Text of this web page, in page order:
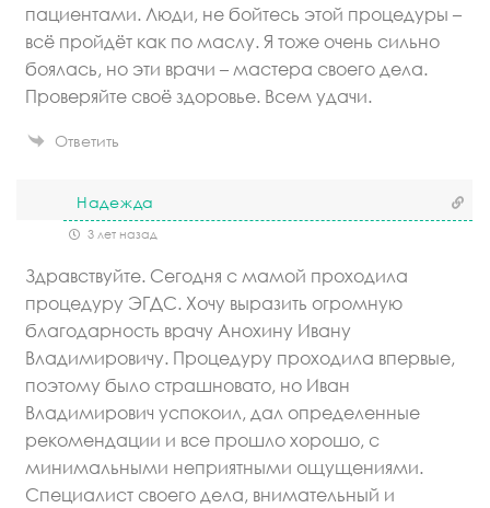
пациентами. Люди, не бойтесь этой процедуры –
всё пройдёт как по маслу. Я тоже очень сильно
боялась, но эти врачи – мастера своего дела.
Проверяйте своё здоровье. Всем удачи.
Ответить
Надежда
3 лет назад
Здравствуйте. Сегодня с мамой проходила
процедуру ЭГДС. Хочу выразить огромную
благодарность врачу Анохину Ивану
Владимировичу. Процедуру проходила впервые,
поэтому было страшновато, но Иван
Владимирович успокоил, дал определенные
рекомендации и все прошло хорошо, с
минимальными неприятными ощущениями.
Специалист своего дела, внимательный и